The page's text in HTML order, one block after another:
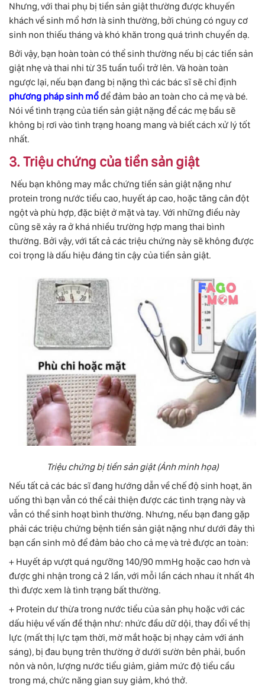
Nhưng, với thai phụ bị tiền sản giật thường được khuyến
khách về sinh mổ hơn là sinh thường, bởi chúng có nguy cơ
sinh non thiếu tháng và khó khăn trong quá trình chuyển dạ.
Bởi vậy, bạn hoàn toàn có thể sinh thường nếu bị các tiền sản
giật nhẹ và thai nhi từ 35 tuần tuổi trở lên. Và hoàn toàn
ngược lại, nếu bạn đang bị nặng thì các bác sĩ sẽ chỉ định
phương pháp sinh mổđể đảm bảo an toàn cho cả mẹ và bé.
Nói về tình trạng của tiền sản giật nặng để các mẹ bầu sẽ
không bị rơi vào tình trạng hoang mang và biết cách xử lý tốt
nhất.
3. Triệu chứng của tiền sản giật
Nếu bạn không may mắc chứng tiền sản giật nặng như
protein trong nước tiểu cao, huyết áp cao, hoặc tăng cân đột
ngột và phù hợp, đặc biệt ở mặt và tay. Với những điều này
cũng sẽ xảy ra ở khá nhiều trường hợp mang thai bình
thường. Bởi vậy, với tất cả các triệu chứng này sẽ không được
coi trọng là dấu hiệu đáng tin cậy của tiền sản giật.
Triệu chứng bị tiền sản giật (Ảnh minh họa)
Nếu tất cả các bác sĩ đang hướng dẫn về chế độ sinh hoạt, ăn
uống thì bạn vẫn có thể cải thiện được các tình trạng này và
vẫn có thể sinh hoạt bình thường. Nhưng, nếu bạn đang gặp
phải các triệu chứng bệnh tiền sản giật nặng như dưới đây thì
bạn cần sinh mô để đảm bảo cho cả mẹ và trẻ được an toàn:
+ Huyết áp vượt quá ngưỡng 140/90 mmHg hoặc cao hơn và
được ghi nhận trong cả 2 lần, với mỗi lần cách nhau ít nhất 4h
thì được xem là tình trạng bất thường.
+ Protein dư thừa trong nước tiểu của sản phụ hoặc với các
dấu hiệu về vấn đề thận như: nhức đầu dữ dội, thay đổi về thị
lực (mất thị lực tạm thời, mờ mắt hoặc bị nhạy cảm với ánh
sáng), bị đau bụng trên thường ở dưới sườn bên phải, buồn
nôn và nôn, lượng nước tiểu giảm, giảm mức độ tiểu cầu
trong má, chức năng gian suy giảm, khó thở.